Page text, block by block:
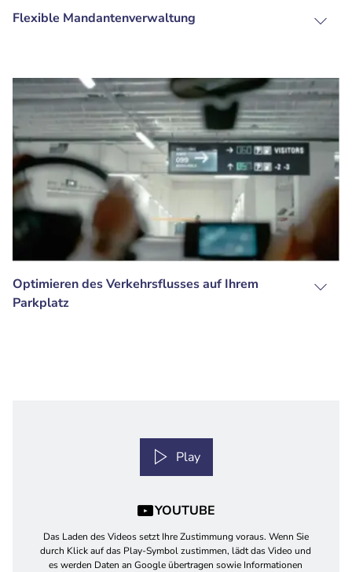
Flexible Mandantenverwaltung
Optimieren des Verkehrsflusses auf Ihrem
Parkplatz
Play
YOUTUBE
Das Laden des Videos setzt Ihre Zustimmung voraus. Wenn Sie
durch Klick auf das Play-Symbol zustimmen, lädt das Video und
es werden Daten an Google übertragen sowie Informationen